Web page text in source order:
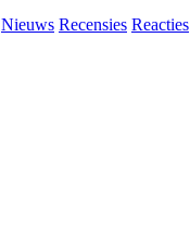
Nieuws Recensies Reacties